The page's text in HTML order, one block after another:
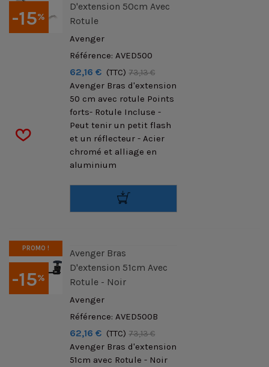
-15%
D'extension 50cm Avec
Rotule
Avenger
Référence: AVED500
62,16 € (TTC) 73,13 €
Avenger Bras d'extension
50 cm avec rotule Points
forts- Rotule Incluse -
Peut tenir un petit flash
et un réflecteur - Acier
chromé et alliage en
aluminium
-15%
PROMO !
Avenger Bras
D'extension 51cm Avec
Rotule - Noir
Avenger
Référence: AVED500B
62,16 € (TTC) 73,13 €
Avenger Bras d'extension
51cm avec Rotule - Noir